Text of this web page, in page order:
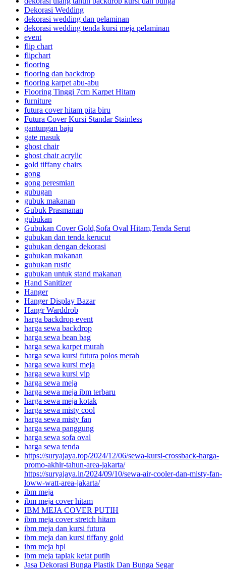
Dekorasi Wedding
dekorasi wedding dan pelaminan
dekorasi wedding tenda kursi meja pelaminan
event
flip chart
flipchart
flooring
flooring dan backdrop
flooring karpet abu-abu
Flooring Tinggi 7cm Karpet Hitam
furniture
futura cover hitam pita biru
Futura Cover Kursi Standar Stainless
gantungan baju
gate masuk
ghost chair
ghost chair acrylic
gold tiffany chairs
gong
gong peresmian
gubugan
gubuk makanan
Gubuk Prasmanan
gubukan
Gubukan Cover Gold,Sofa Oval Hitam,Tenda Serut
gubukan dan tenda kerucut
gubukan dengan dekorasi
gubukan makanan
gubukan rustic
gubukan untuk stand makanan
Hand Sanitizer
Hanger
Hanger Display Bazar
Hangr Warddrob
harga backdrop event
harga sewa backdrop
harga sewa bean bag
harga sewa karpet murah
harga sewa kursi futura polos merah
harga sewa kursi meja
harga sewa kursi vip
harga sewa meja
harga sewa meja ibm terbaru
harga sewa meja kotak
harga sewa misty cool
harga sewa misty fan
harga sewa panggung
harga sewa sofa oval
harga sewa tenda
https://suryajaya.top/2024/12/06/sewa-kursi-crossback-harga-
promo-akhir-tahun-area-jakarta/
https://suryajaya.in/2024/09/10/sewa-air-cooler-dan-misty-fan-
loww-watt-area-jakarta/
ibm meja
ibm meja cover hitam
IBM MEJA COVER PUTIH
ibm meja cover stretch hitam
ibm meja dan kursi futura
ibm meja dan kursi tiffany gold
ibm meja hpl
ibm meja taplak ketat putih
Jasa Dekorasi Bunga Plastik Dan Bunga Segar